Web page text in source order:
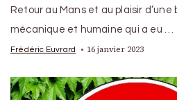
Retour au Mans et au plaisir
mécanique et humaine qui a eu …
Frédéric Euvrard 16 janvier 2023